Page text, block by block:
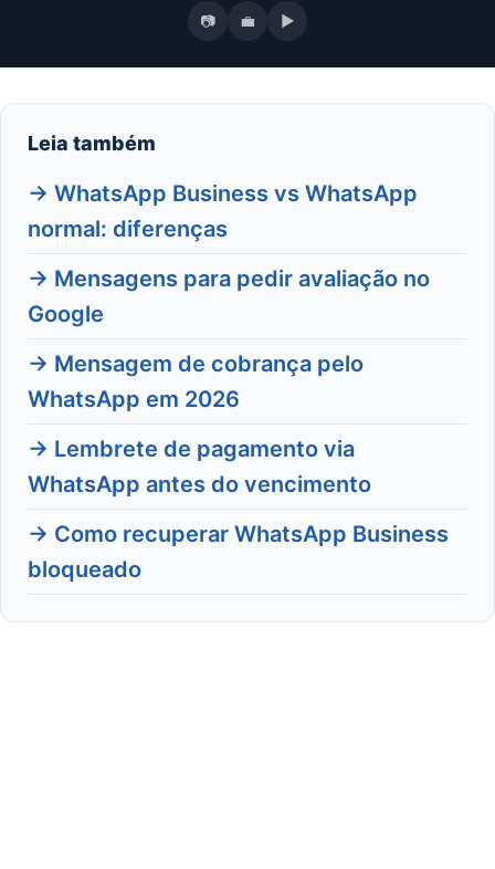
📷 💼 ▶
Leia também
→ WhatsApp Business vs WhatsApp
normal: diferenças
→ Mensagens para pedir avaliação no
Google
→ Mensagem de cobrança pelo
WhatsApp em 2026
→ Lembrete de pagamento via
WhatsApp antes do vencimento
→ Como recuperar WhatsApp Business
bloqueado